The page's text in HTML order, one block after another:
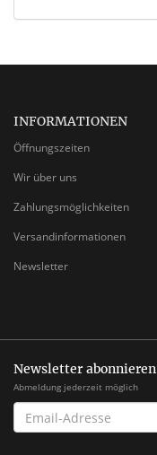
INFORMATIONEN
Öffnungszeiten
Wir über uns
Zahlungsmöglichkeiten
Versandinformationen
Newsletter
Newsletter abonnieren
Abmeldung jederzeit möglich
EMAIL-
ADRESSE